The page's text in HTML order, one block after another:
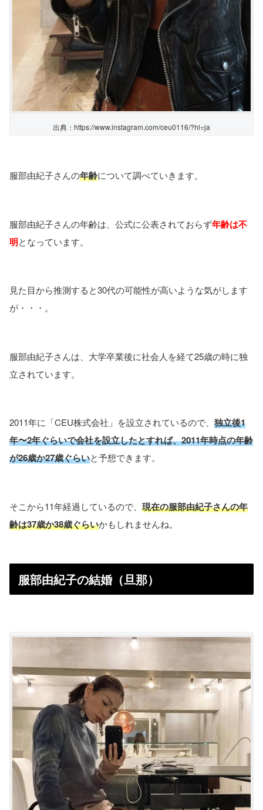
出典：https://www.instagram.com/ceu0116/?hl=ja
服部由紀子さんの年齢について調べていきます。
服部由紀子さんの年齢は、公式に公表されておらず年齢は不
明となっています。
見た目から推測すると30代の可能性が高いような気がします
が・・・。
服部由紀子さんは、大学卒業後に社会人を経て25歳の時に独
立されています。
2011年に「CEU株式会社」を設立されているので、 独立後1
年〜2年ぐらいで会社を設立したとすれば、2011年時点の年齢
が26歳か27歳ぐらいと予想できます。
そこから11年経過しているので、 現在の服部由紀子さんの年
齢は37歳か38歳ぐらいかもしれませんね。
服部由紀子の結婚（旦那）